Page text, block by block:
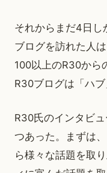
それからまだ4日し
ブログを訪れた人
100以上のR30から
R30ブログは「ハブ
R30氏のインタビ
つあった。まずは
ら様々な話題を取